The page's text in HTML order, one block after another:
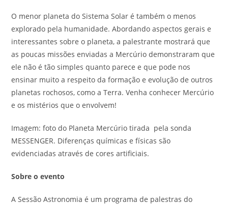
O menor planeta do Sistema Solar é também o menos
explorado pela humanidade. Abordando aspectos gerais e
interessantes sobre o planeta, a palestrante mostrará que
as poucas missões enviadas a Mercúrio demonstraram que
ele não é tão simples quanto parece e que pode nos
ensinar muito a respeito da formação e evolução de outros
planetas rochosos, como a Terra. Venha conhecer Mercúrio
e os mistérios que o envolvem!
Imagem: foto do Planeta Mercúrio tirada pela sonda
MESSENGER. Diferenças químicas e físicas são
evidenciadas através de cores artificiais.
Sobre o evento
A Sessão Astronomia é um programa de palestras do